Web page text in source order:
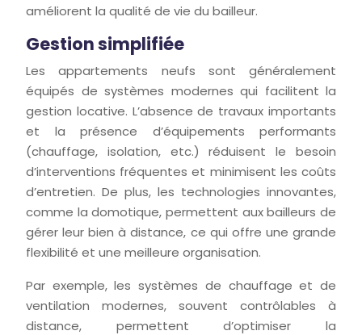
améliorent la qualité de vie du bailleur.
Gestion simplifiée
Les appartements neufs sont généralement
équipés de systèmes modernes qui facilitent la
gestion locative. L’absence de travaux importants
et la présence d’équipements performants
(chauffage, isolation, etc.) réduisent le besoin
d’interventions fréquentes et minimisent les coûts
d’entretien. De plus, les technologies innovantes,
comme la domotique, permettent aux bailleurs de
gérer leur bien à distance, ce qui offre une grande
flexibilité et une meilleure organisation.
Par exemple, les systèmes de chauffage et de
ventilation modernes, souvent contrôlables à
distance, permettent d’optimiser la